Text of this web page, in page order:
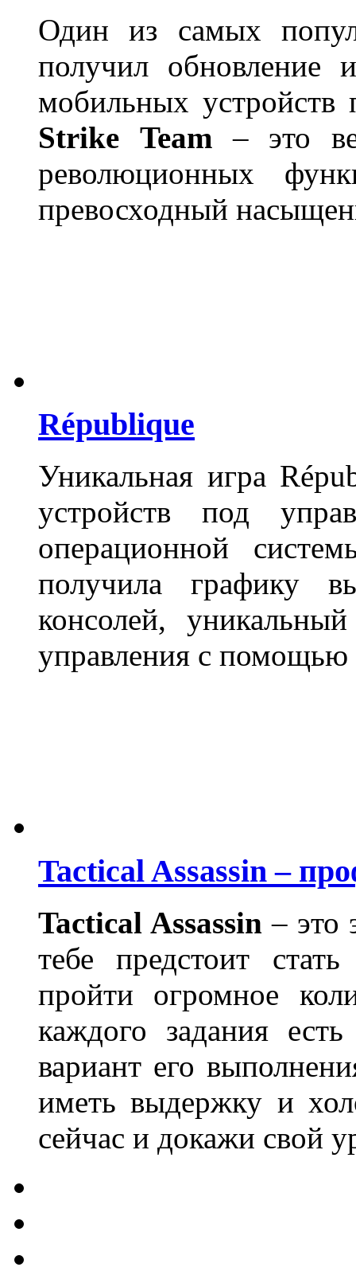
Один из самых
получил обновление
мобильных
Strike
Team– это
революционных
превосходный
République
Уникальная игра
устройств под
операционной
получила графику
консолей,
управления с помощью
Tactical Assassin –
Tactical Assassin – это
тебе предстоит
пройти огромное
каждого задания
вариант его
иметь выдержку и
сейчас и докажи свой